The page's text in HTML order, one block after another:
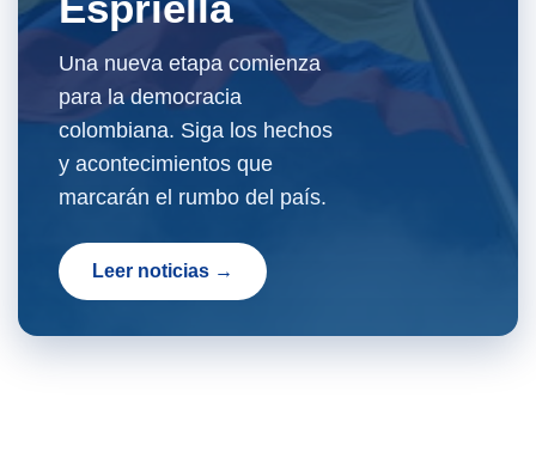
Una nueva etapa comienza
para la democracia
colombiana. Siga los hechos
y acontecimientos que
marcarán el rumbo del país.
Leer noticias →